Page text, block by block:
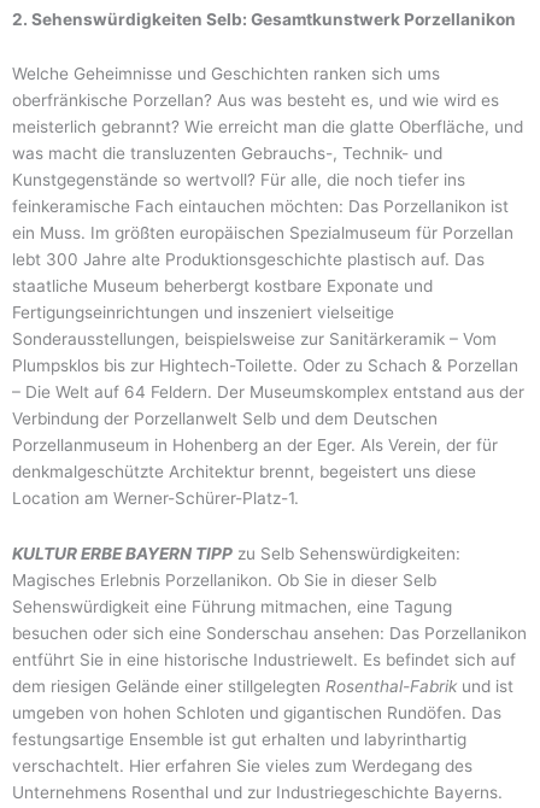
2. Sehenswürdigkeiten Selb: Gesamtkunstwerk Porzellanikon
Welche Geheimnisse und Geschichten ranken sich ums
oberfränkische Porzellan? Aus was besteht es, und wie wird es
meisterlich gebrannt? Wie erreicht man die glatte Oberfläche, und
was macht die transluzenten Gebrauchs-, Technik- und
Kunstgegenstände so wertvoll? Für alle, die noch tiefer ins
feinkeramische Fach eintauchen möchten: Das Porzellanikon ist
ein Muss. Im größten europäischen Spezialmuseum für Porzellan
lebt 300 Jahre alte Produktionsgeschichte plastisch auf. Das
staatliche Museum beherbergt kostbare Exponate und
Fertigungseinrichtungen und inszeniert vielseitige
Sonderausstellungen, beispielsweise zur Sanitärkeramik – Vom
Plumpsklos bis zur Hightech-Toilette. Oder zu Schach & Porzellan
– Die Welt auf 64 Feldern. Der Museumskomplex entstand aus der
Verbindung der Porzellanwelt Selb und dem Deutschen
Porzellanmuseum in Hohenberg an der Eger. Als Verein, der für
denkmalgeschützte Architektur brennt, begeistert uns diese
Location am Werner-Schürer-Platz-1.
KULTUR ERBE BAYERN TIPP zu Selb Sehenswürdigkeiten:
Magisches Erlebnis Porzellanikon. Ob Sie in dieser Selb
Sehenswürdigkeit eine Führung mitmachen, eine Tagung
besuchen oder sich eine Sonderschau ansehen: Das Porzellanikon
entführt Sie in eine historische Industriewelt. Es befindet sich auf
dem riesigen Gelände einer stillgelegten Rosenthal-Fabrik und ist
umgeben von hohen Schloten und gigantischen Rundöfen. Das
festungsartige Ensemble ist gut erhalten und labyrinthartig
verschachtelt. Hier erfahren Sie vieles zum Werdegang des
Unternehmens Rosenthal und zur Industriegeschichte Bayerns.